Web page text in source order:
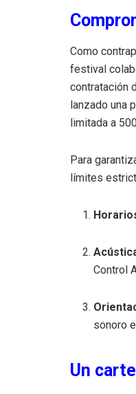
Como
festival
contratación
lanzado una
limitada a
Para
límites
Control
sonoro
Un